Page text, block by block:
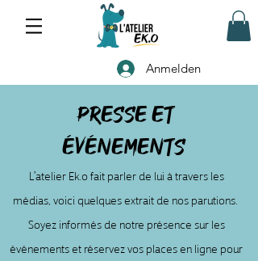
Anmelden
Presse et
Événements
L’atelier Ek.o fait parler de lui à travers les
médias, voici quelques extrait de nos parutions.
Soyez informés de notre présence sur les
événements et réservez vos places en ligne pour